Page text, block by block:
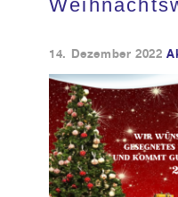
Kundendienst
Kontakt
14. Dezember 2022